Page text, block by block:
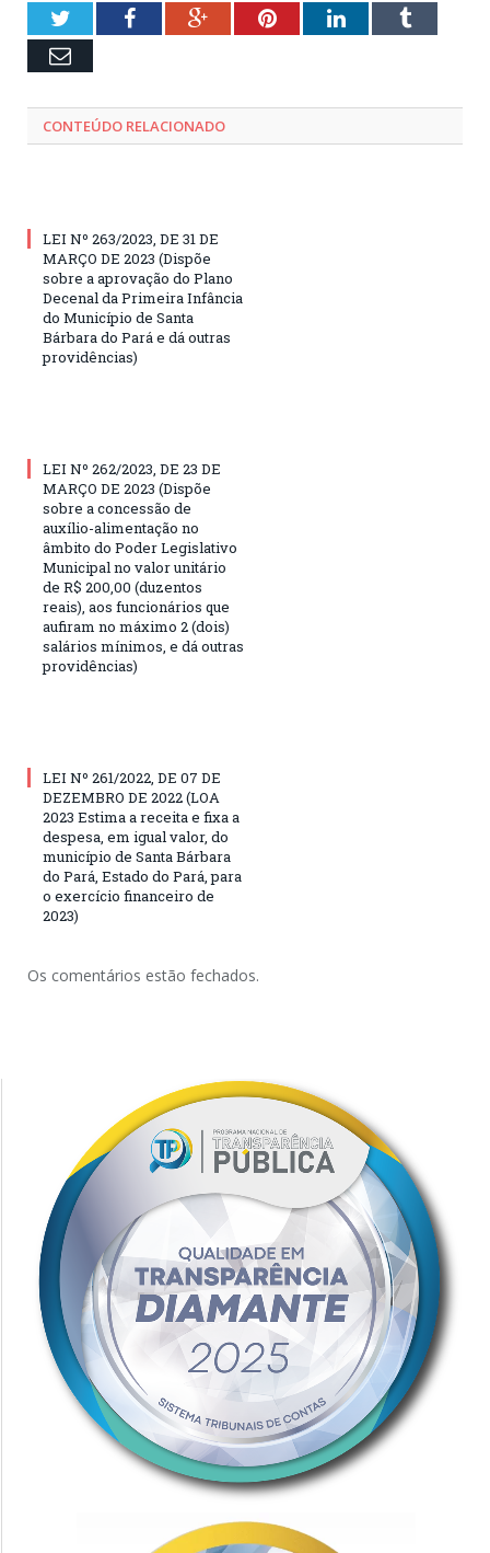
TwitterFacebookGoogle+PinterestLinkedInTumblr
Email
CONTEÚDO RELACIONADO
LEI Nº 263/2023, DE 31 DE
MARÇO DE 2023 (Dispõe
sobre a aprovação do Plano
Decenal da Primeira Infância
do Município de Santa
Bárbara do Pará e dá outras
providências)
LEI Nº 262/2023, DE 23 DE
MARÇO DE 2023 (Dispõe
sobre a concessão de
auxílio-alimentação no
âmbito do Poder Legislativo
Municipal no valor unitário
de R$ 200,00 (duzentos
reais), aos funcionários que
aufiram no máximo 2 (dois)
salários mínimos, e dá outras
providências)
LEI Nº 261/2022, DE 07 DE
DEZEMBRO DE 2022 (LOA
2023 Estima a receita e fixa a
despesa, em igual valor, do
município de Santa Bárbara
do Pará, Estado do Pará, para
o exercício financeiro de
2023)
Os comentários estão fechados.